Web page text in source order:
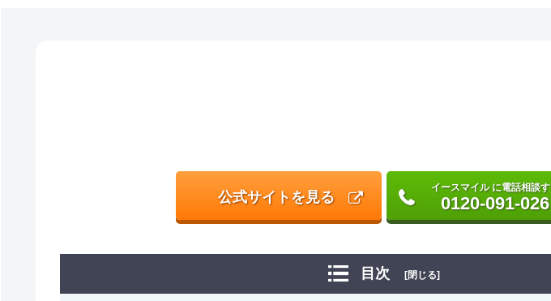
公式サイトを見る
イースマイル に電話相談
0120-091-026
目次 [閉じる]